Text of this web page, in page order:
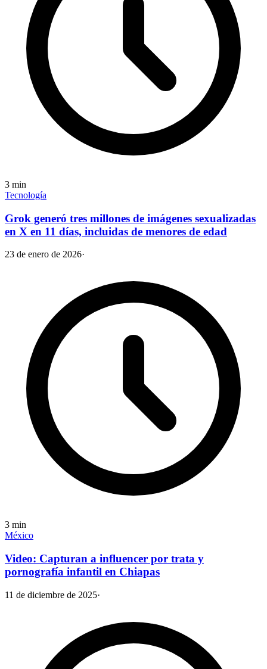
3 min
Tecnología
Grok generó tres millones de imágenes sexualizadas
en X en 11 días, incluidas de menores de edad
23 de enero de 2026·
3 min
México
Video: Capturan a influencer por trata y
pornografía infantil en Chiapas
11 de diciembre de 2025·